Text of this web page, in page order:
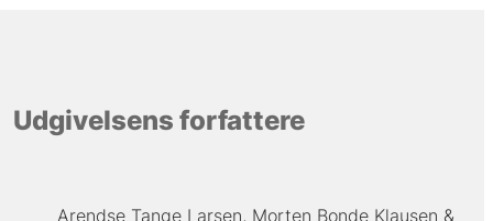
Udgivelsens forfattere
Arendse Tange Larsen Morten Bonde Klausen